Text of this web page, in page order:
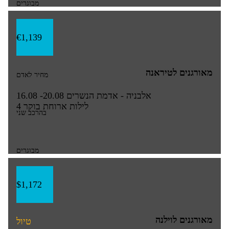
מבוגרים
€1,139
מחיר לאדם
בהרכב שני
מבוגרים
מאורגנים לטיראנה
16.08 -20.08 אלבניה - אדמת הנשרים
4 לילות ארוחת בוקר
$1,172
טיול מאורגנים לוילנה